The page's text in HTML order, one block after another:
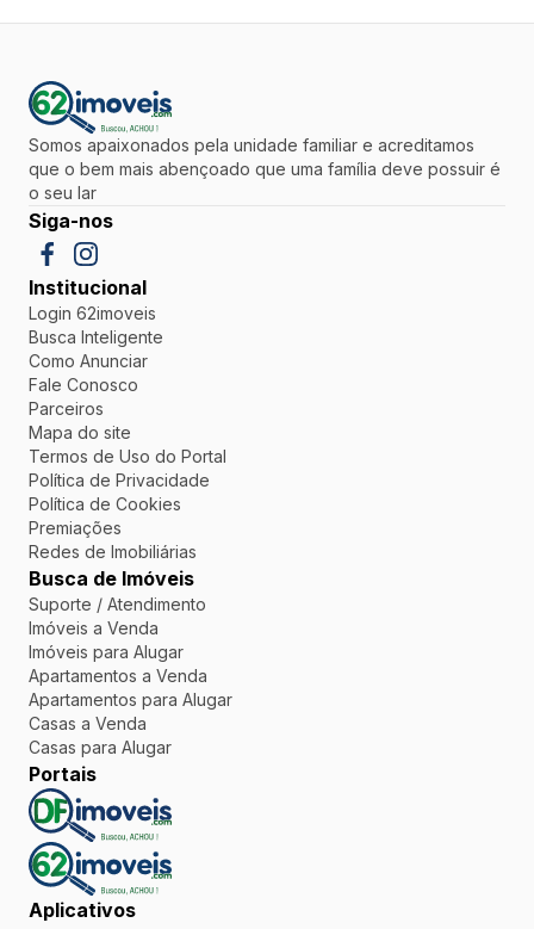
Somos apaixonados pela unidade familiar e acreditamos
que o bem mais abençoado que uma família deve possuir é
o seu lar
Siga-nos
Institucional
Login 62imoveis
Busca Inteligente
Como Anunciar
Fale Conosco
Parceiros
Mapa do site
Termos de Uso do Portal
Política de Privacidade
Política de Cookies
Premiações
Redes de Imobiliárias
Busca de Imóveis
Suporte / Atendimento
Imóveis a Venda
Imóveis para Alugar
Apartamentos a Venda
Apartamentos para Alugar
Casas a Venda
Casas para Alugar
Portais
Aplicativos